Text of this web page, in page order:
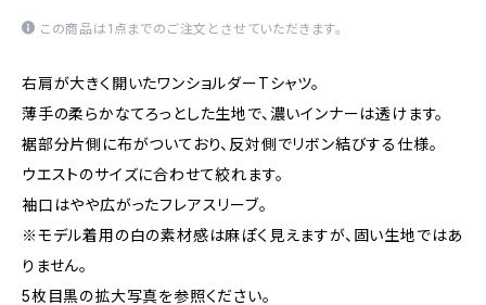
この商品は1点までのご注文とさせていただきます。
右肩が大きく開いたワンショルダーTシャツ。
薄手の柔らかなてろっとした生地で、濃いインナーは透けます。
裾部分片側に布がついており、反対側でリボン結びする仕様。
ウエストのサイズに合わせて絞れます。
袖口はやや広がったフレアスリーブ。
※モデル着用の白の素材感は麻ぽく見えますが、固い生地ではあ
りません。
5枚目黒の拡大写真を参照ください。